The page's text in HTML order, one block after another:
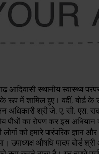
स्थानीय स्वास्थ्य
रूप में शामिल हुए। वहीं, बोर्ड
अधिकारी श्री जे. ए. सी. एस.
पौधों का रोपण कर इस
को हमारे पारंपरिक ज्ञान
उपाध्यक्ष औषधि पादप